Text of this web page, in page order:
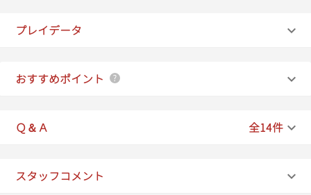
23:00
23:30
プレイデータ
おすすめポイント
Ｑ＆Ａ 全14件
スタッフコメント